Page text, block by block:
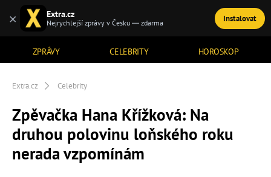
ZPRÁVY CELEBRITY HOROSKOP
TÉMATA
Extra.cz Celebrity
Zpěvačka Hana Křížková: Na
druhou polovinu loňského roku
nerada vzpomínám
× Extra.cz
Nejrychlejší zprávy v Česku — zdarma Instalovat